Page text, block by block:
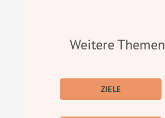
Weitere Themen
ZIELE